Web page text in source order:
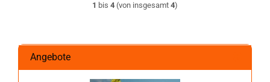
1 bis 4 (von insgesamt 4)
Angebote